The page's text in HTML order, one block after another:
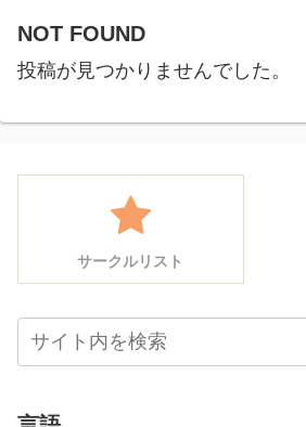
NOT FOUND
投稿が見つかりませんでした。
サークルリスト